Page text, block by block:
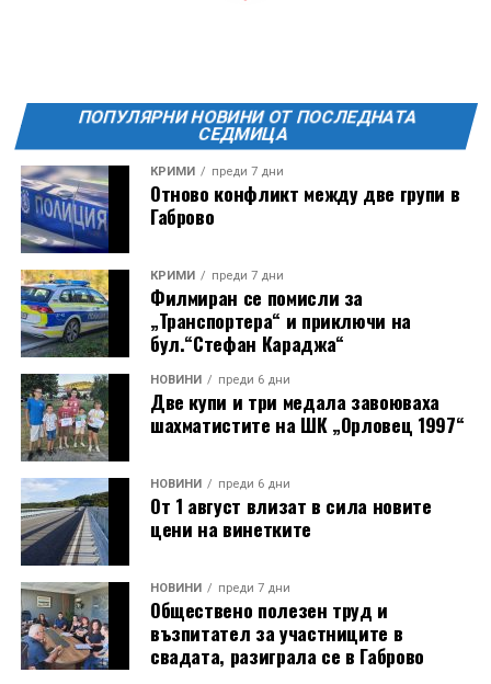
ПОПУЛЯРНИ НОВИНИ ОТ ПОСЛЕДНАТА
СЕДМИЦА
КРИМИ преди 7 дни
Отново конфликт между две групи в
Габрово
КРИМИ преди 7 дни
Филмиран се помисли за
„Транспортера“ и приключи на
бул.“Стефан Караджа“
НОВИНИ преди 6 дни
Две купи и три медала завоюваха
шахматистите на ШК „Орловец 1997“
НОВИНИ преди 6 дни
От 1 август влизат в сила новите
цени на винетките
НОВИНИ преди 7 дни
Обществено полезен труд и
възпитател за участниците в
свадата, разиграла се в Габрово